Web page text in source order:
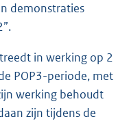
demonstraties
in werking op 2
POP3-periode, met
werking behoudt
zijn tijdens de